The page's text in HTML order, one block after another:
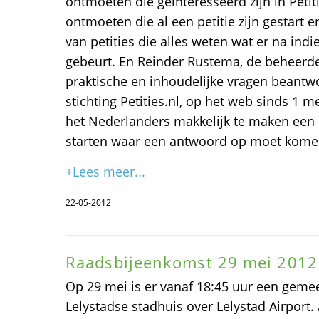
ontmoeten die al een petitie zijn gestart
van petities die alles weten wat er na
gebeurt. En Reinder Rustema, de
praktische en inhoudelijke vragen
stichting Petities.nl, op het web sinds 1
het Nederlanders makkelijk te maken
starten waar een antwoord op moet
+Lees meer...
22-05-2012
Raadsbijeenkomst 29 mei 2012
Op 29 mei is er vanaf 18:45 uur een
Lelystadse stadhuis over Lelystad